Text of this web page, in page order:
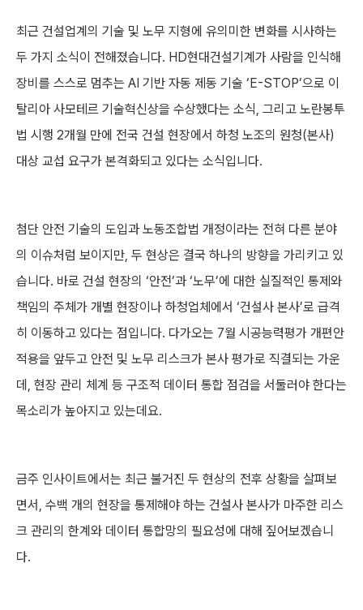
최근 건설업계의 기술 및 노무 지형에 유의미한 변화를 시사하는
두 가지 소식이 전해졌습니다. HD현대건설기계가 사람을 인식해
장비를 스스로 멈추는 AI 기반 자동 제동 기술 ‘E-STOP’으로 이
탈리아 사모테르 기술혁신상을 수상했다는 소식, 그리고 노란봉투
법 시행 2개월 만에 전국 건설 현장에서 하청 노조의 원청(본사)
대상 교섭 요구가 본격화되고 있다는 소식입니다.
첨단 안전 기술의 도입과 노동조합법 개정이라는 전혀 다른 분야
의 이슈처럼 보이지만, 두 현상은 결국 하나의 방향을 가리키고 있
습니다. 바로 건설 현장의 ‘안전’과 ‘노무’에 대한 실질적인 통제와
책임의 주체가 개별 현장이나 하청업체에서 ‘건설사 본사’로 급격
히 이동하고 있다는 점입니다. 다가오는 7월 시공능력평가 개편안
적용을 앞두고 안전 및 노무 리스크가 본사 평가로 직결되는 가운
데, 현장 관리 체계 등 구조적 데이터 통합 점검을 서둘러야 한다는
목소리가 높아지고 있는데요.
금주 인사이트에서는 최근 불거진 두 현상의 전후 상황을 살펴보
면서, 수백 개의 현장을 통제해야 하는 건설사 본사가 마주한 리스
크 관리의 한계와 데이터 통합망의 필요성에 대해 짚어보겠습니
다.